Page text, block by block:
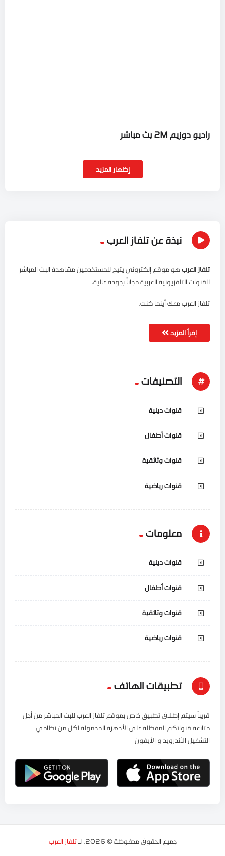
راديو دوزيم 2M بث مباشر
إظهار المزيد
نبذة عن تلفاز العرب
تلفاز العربهو موقع إلكتروني يتيح للمستخدمين مشاهدة البث المباشر
للقنوات التلفزيونية العربية مجاناً بجودة عالية.
تلفاز العرب معك أينما كنت.
إقرأ المزيد
التصنيفات
قنوات دينية
قنوات أطفال
قنوات وثائقية
قنوات رياضية
معلومات
قنوات دينية
قنوات أطفال
قنوات وثائقية
قنوات رياضية
تطبيقات الهاتف
قريباً سيتم إطلاق تطبيق خاص بموقع تلفاز العرب للبث المباشر من أجل
متابعة قنواتكم المفظلة على الأجهزة المحمولة لكل من نظامي
التشغيل الأندرويد و الأيفون
جميع الحقوق محفوظة © 2026. لـ تلفاز العرب